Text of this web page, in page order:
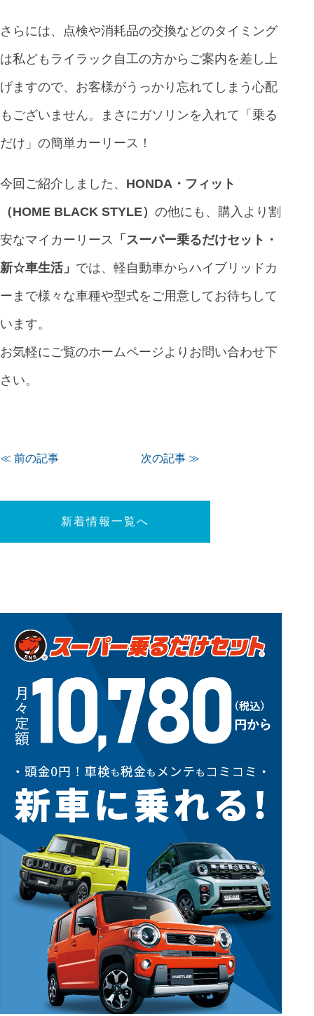
さらには、点検や消耗品の交換などのタイミング
は私どもライラック自工の方からご案内を差し上
げますので、お客様がうっかり忘れてしまう心配
もございません。まさにガソリンを入れて「乗る
だけ」の簡単カーリース！
今回ご紹介しました、 HONDA・フィット
（HOME BLACK STYLE） の他にも、購入より割
安なマイカーリース
「 スーパー乗るだけセット・
新☆車生活」 では、軽自動車からハイブリッドカ
ーまで様々な車種や型式をご用意してお待ちして
います。
お気軽にご覧のホームページよりお問い合わせ下
さい。
≪ 前の記事
新着情報一覧へ
次の記事 ≫